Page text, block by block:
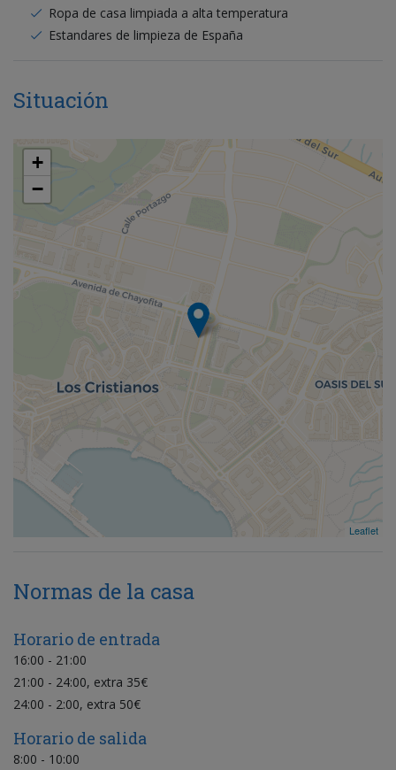
Ropa de casa limpiada a alta temperatura
Estandares de limpieza de España
Situación
+
−
Leaflet
Normas de la casa
Horario de entrada
16:00 - 21:00
21:00 - 24:00, extra 35€
24:00 - 2:00, extra 50€
Horario de salida
8:00 - 10:00